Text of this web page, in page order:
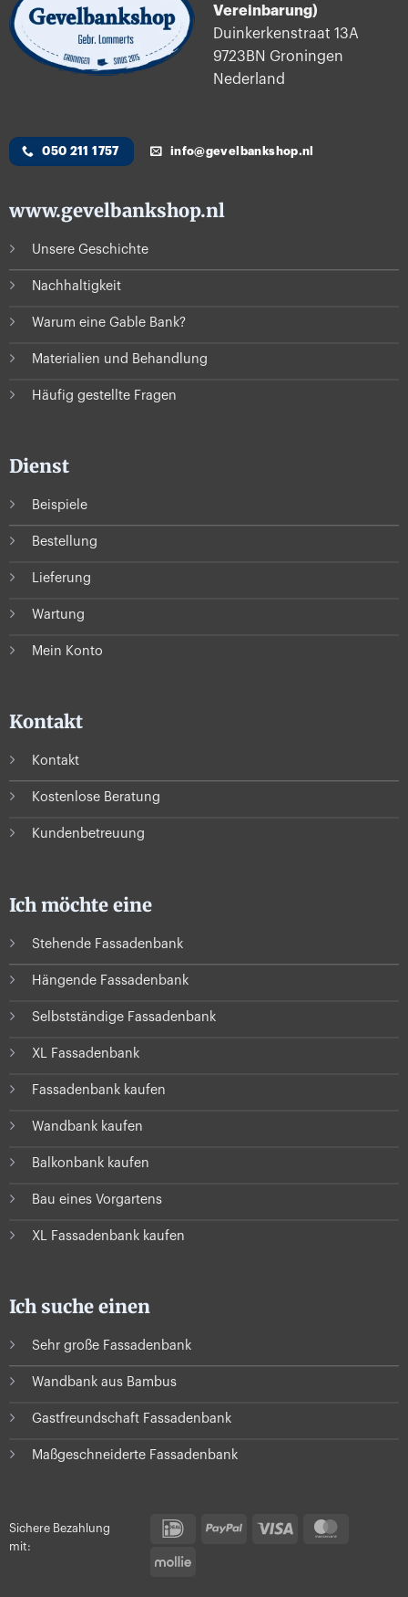
Vereinbarung)
Duinkerkenstraat 13A
9723BN Groningen
Nederland
050 211 1757 info@gevelbankshop.nl
www.gevelbankshop.nl
Unsere Geschichte
Nachhaltigkeit
Warum eine Gable Bank?
Materialien und Behandlung
Häufig gestellte Fragen
Dienst
Beispiele
Bestellung
Lieferung
Wartung
Mein Konto
Kontakt
Kontakt
Kostenlose Beratung
Kundenbetreuung
Ich möchte eine
Stehende Fassadenbank
Hängende Fassadenbank
Selbstständige Fassadenbank
XL Fassadenbank
Fassadenbank kaufen
Wandbank kaufen
Balkonbank kaufen
Bau eines Vorgartens
XL Fassadenbank kaufen
Ich suche einen
Sehr große Fassadenbank
Wandbank aus Bambus
Gastfreundschaft Fassadenbank
Maßgeschneiderte Fassadenbank
Sichere Bezahlung
mit:
IDeal PayPal Visa
Mollie